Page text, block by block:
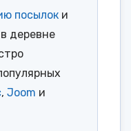
посылок и
деревне
, Joom и